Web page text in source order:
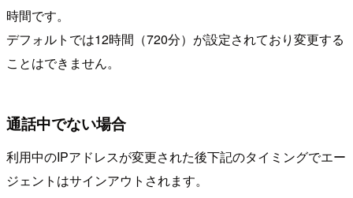
時間です。
デフォルトでは12時間（720分）が設定されており変更する
ことはできません。
通話中でない場合
利用中のIPアドレスが変更された後下記のタイミングでエー
ジェントはサインアウトされます。